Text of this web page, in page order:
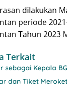
dilakukan
periode
Tahun 2023
Terkait
sebagai Kepala
dan Tiket